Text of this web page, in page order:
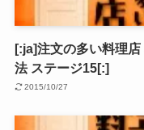
[:ja]注文の多い料理店
法 ステージ15[:]
2015/10/27